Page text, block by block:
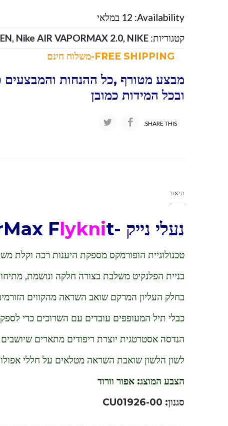
Availability: 12 במלאי
קטגוריות:
, Nike AIR VAPORMAX 2.0, NIKE-נייק
מבצע מטורף ,כל ההנחות והמבצעים
ובכל המידות כמובן
SHARE THIS:
תיאור
נעלי נייק -Nike Air VaporMax F lyknit
טכנולוגיית הופורמקס מספקת היענות רכה וקלת
בניית הפלנקיט משלבת בצורה חלקה ונושמת,
בחלק העליון המרקם שואב השראה מהקווים
כבלי תיל המעופפים עובדים עם השרוכים כדי
הנדסה אסטרטגית יוצרת ריפודים מתארים
לשון הלשון שואבת השראה מטלאים על חללי
הצבע המוצג: אפור וורוד
סגנון: CU01926-00